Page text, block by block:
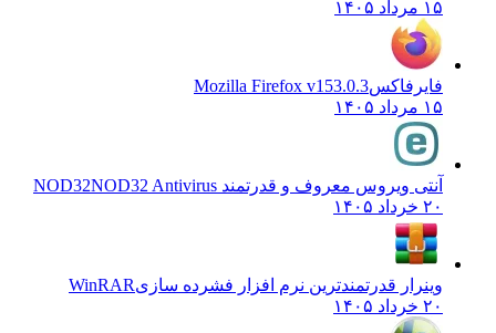
فایرفاکس Mozilla Firefox v153.0.3
آنتی ویروس معروف و قدرتمند NOD32NOD32 Antivirus
وینرار قدرتمندترین نرم افزار فشرده سازیWinRAR